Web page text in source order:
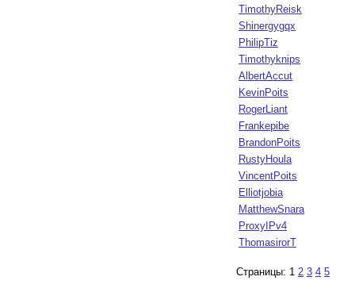
TimothyReisk
Shinergygqx
PhilipTiz
Timothyknips
AlbertAccut
KevinPoits
RogerLiant
Frankepibe
BrandonPoits
RustyHoula
VincentPoits
Elliotjobia
MatthewSnara
ProxyIPv4
ThomasirorT
Страницы: 1 2 3 4 5